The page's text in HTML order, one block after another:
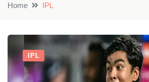
Home IPL
IPL